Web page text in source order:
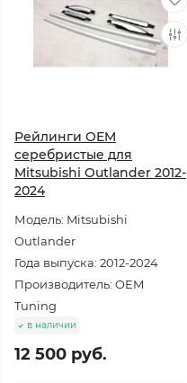
Рейлинги OEM
серебристые для
Mitsubishi Outlander 2012-
2024
Модель: Mitsubishi
Outlander
Года выпуска: 2012-2024
Производитель: OEM
Tuning
в наличии
12 500 руб.